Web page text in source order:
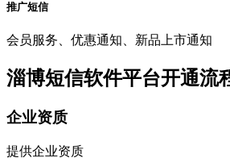
推广短信
会员服务、优惠通知、新品上市通知
淄博短信软件平台开通流
企业资质
提供企业资质